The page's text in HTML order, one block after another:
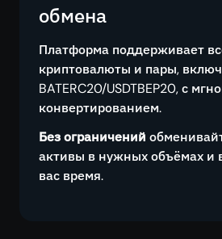
обмена
Платформа поддерживает
криптовалюты и пары,
BATERC20/USDTBEP20, с
конвертированием.
Без ограничений
активы в нужных объёмах и
вас время.